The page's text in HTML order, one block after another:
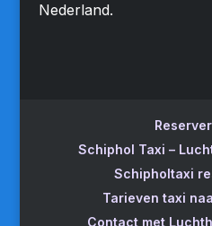
Nederland.
Schiphol Taxi –
Schipholtaxi
Tarieven taxi
Contact met